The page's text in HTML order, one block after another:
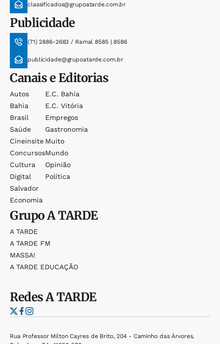
classificados@grupoatarde.com.br
Publicidade
(71) 2886-2683 / Ramal 8585 | 8586
publicidade@grupoatarde.com.br
Canais e Editorias
Autos
Bahia
Brasil
Saúde
Cineinsite
Concursos
Cultura
Digital
Salvador
Economia
E.c. Bahia
E.c. Vitória
Empregos
Gastronomia
Muito
Mundo
Opinião
Política
GrupoA TARDE
A TARDE
A TARDE FM
MASSA!
A TARDE EDUCAÇÃO
RedesA TARDE
Rua Professor Milton Cayres de Brito, 204 - Caminho das Árvores,